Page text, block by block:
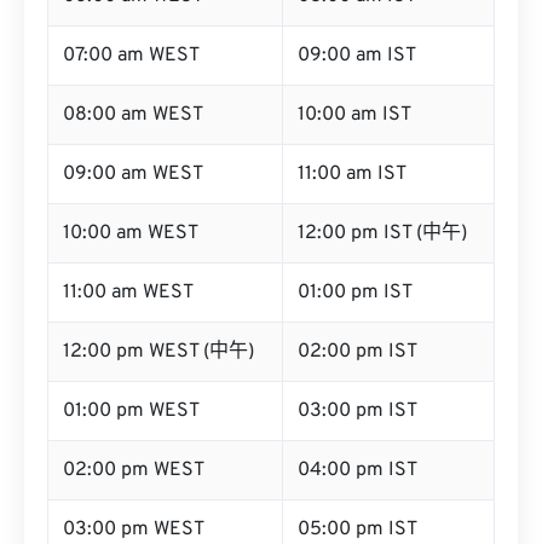
07:00 am WEST 09:00 am IST
08:00 am WEST 10:00 am IST
09:00 am WEST 11:00 am IST
10:00 am WEST 12:00 pm IST (中午)
11:00 am WEST 01:00 pm IST
12:00 pm WEST (中午) 02:00 pm IST
01:00 pm WEST 03:00 pm IST
02:00 pm WEST 04:00 pm IST
03:00 pm WEST 05:00 pm IST